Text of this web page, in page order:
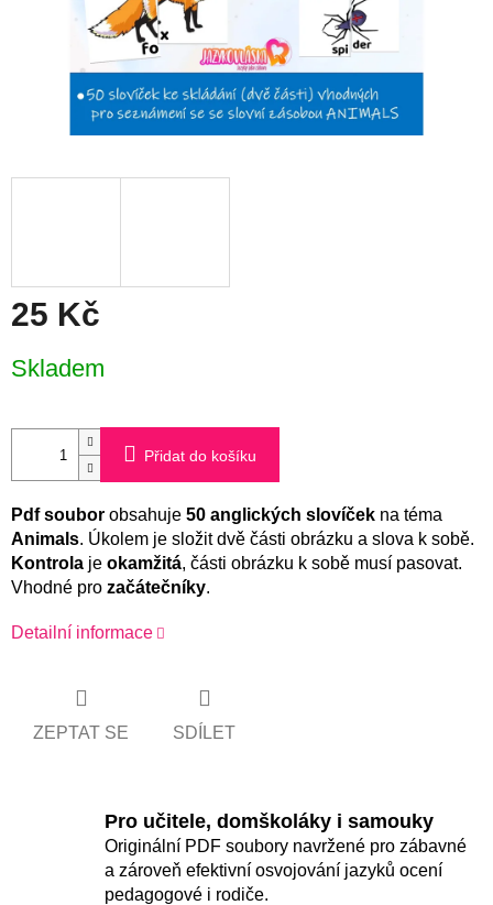
25 Kč
cena:
Skladem
Přidat do košíku
Pdf soubor obsahuje 50 anglických slovíček na téma
Animals. Úkolem je složit dvě části obrázku a slova k sobě.
Kontrola je okamžitá, části obrázku k sobě musí pasovat.
Vhodné pro začátečníky.
Detailní informace
ZEPTAT SE SDÍLET
Pro učitele, domškoláky i samouky
Originální PDF soubory navržené pro zábavné
a zároveň efektivní osvojování jazyků ocení
pedagogové i rodiče.